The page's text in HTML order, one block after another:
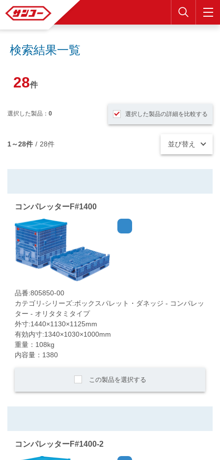
検索
検索結果一覧
28件
選択した製品： 0 選択した製品の詳細を比較する
1～28件 / 28件 並び替え
コンパレッターF#1400
品番:805850-00
カテゴリ-シリーズ:ボックスパレット・ダネッジ - コンパレッ
ター - オリタタミタイプ
外寸:1440×1130×1125mm
有効内寸:1340×1030×1000mm
重量：108kg
内容量：1380
この製品を選択する
コンパレッターF#1400-2